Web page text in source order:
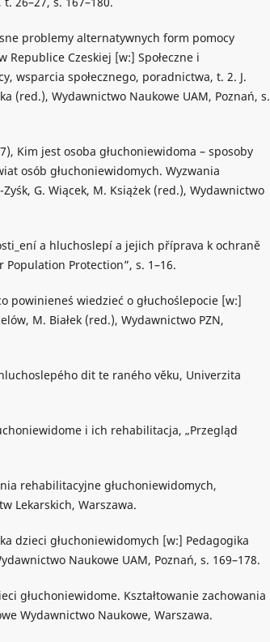
problemy alternatywnych form pomocy
Republice Czeskiej [w:] Społeczne i
wsparcia społecznego, poradnictwa, t. 2. J.
(red.), Wydawnictwo Naukowe UAM, Poznań, s.
Kim jest osoba głuchoniewidoma – sposoby
osób głuchoniewidomych. Wyzwania
Zyśk, G. Wiącek, M. Książek (red.), Wydawnictwo
a hluchoslepí a jejich příprava k ochraně
Population Protection”, s. 1–16.
powinieneś wiedzieć o głuchoślepocie [w:]
M. Białek (red.), Wydawnictwo PZN,
dit te raného věku, Univerzita
i ich rehabilitacja, „Przegląd
rehabilitacyjne głuchoniewidomych,
Lekarskich, Warszawa.
dzieci głuchoniewidomych [w:] Pedagogika
Naukowe UAM, Poznań, s. 169–178.
głuchoniewidome. Kształtowanie zachowania
Wydawnictwo Naukowe, Warszawa.